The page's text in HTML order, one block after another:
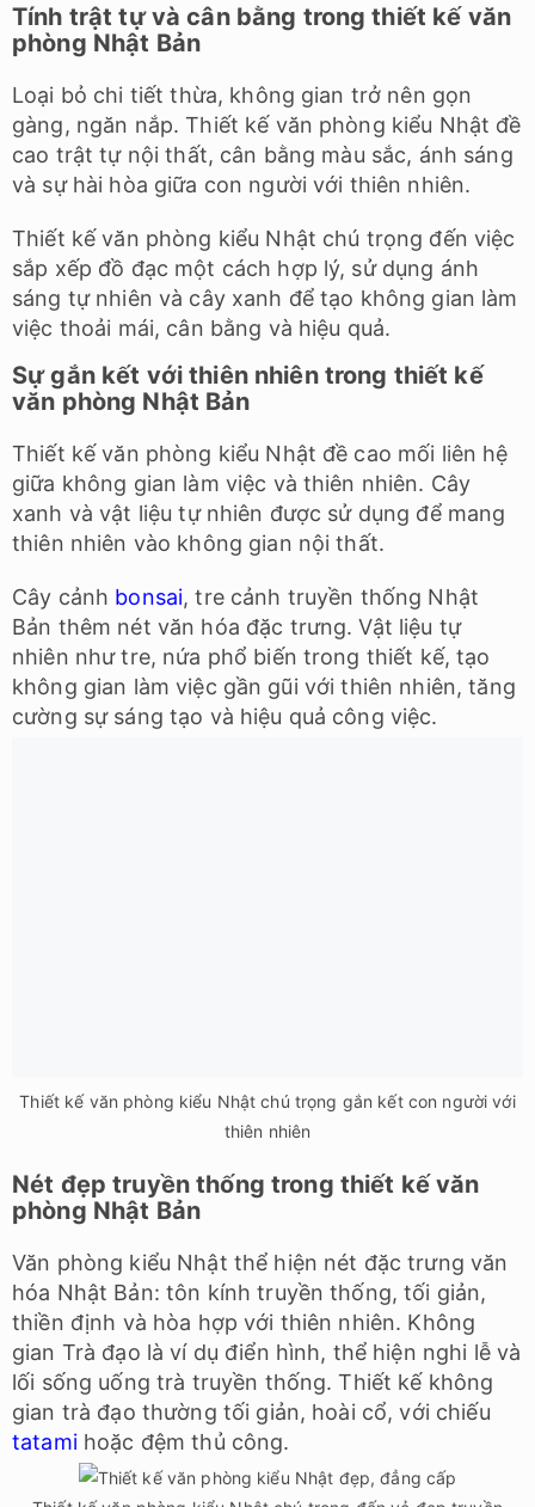
Tính trật tự và cân bằng trong thiết kế văn
phòng Nhật Bản
Loại bỏ chi tiết thừa, không gian trở nên gọn
gàng, ngăn nắp. Thiết kế văn phòng kiểu Nhật đề
cao trật tự nội thất, cân bằng màu sắc, ánh sáng
và sự hài hòa giữa con người với thiên nhiên.
Thiết kế văn phòng kiểu Nhật chú trọng đến việc
sắp xếp đồ đạc một cách hợp lý, sử dụng ánh
sáng tự nhiên và cây xanh để tạo không gian làm
việc thoải mái, cân bằng và hiệu quả.
Sự gắn kết với thiên nhiên trong thiết kế
văn phòng Nhật Bản
Thiết kế văn phòng kiểu Nhật đề cao mối liên hệ
giữa không gian làm việc và thiên nhiên. Cây
xanh và vật liệu tự nhiên được sử dụng để mang
thiên nhiên vào không gian nội thất.
Cây cảnh bonsai, tre cảnh truyền thống Nhật
Bản thêm nét văn hóa đặc trưng. Vật liệu tự
nhiên như tre, nứa phổ biến trong thiết kế, tạo
không gian làm việc gần gũi với thiên nhiên, tăng
cường sự sáng tạo và hiệu quả công việc.
Thiết kế văn phòng kiểu Nhật chú trọng gắn kết con người với
thiên nhiên
Nét đẹp truyền thống trong thiết kế văn
phòng Nhật Bản
Văn phòng kiểu Nhật thể hiện nét đặc trưng văn
hóa Nhật Bản: tôn kính truyền thống, tối giản,
thiền định và hòa hợp với thiên nhiên. Không
gian Trà đạo là ví dụ điển hình, thể hiện nghi lễ và
lối sống uống trà truyền thống. Thiết kế không
gian trà đạo thường tối giản, hoài cổ, với chiếu
tatamihoặc đệm thủ công.